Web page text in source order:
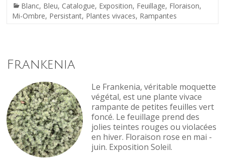
Blanc, Bleu, Catalogue, Exposition, Feuillage, Floraison,
Mi-Ombre, Persistant, Plantes vivaces, Rampantes
Frankenia
Le Frankenia, véritable moquette
végétal, est une plante vivace
rampante de petites feuilles vert
foncé. Le feuillage prend des
jolies teintes rouges ou violacées
en hiver. Floraison rose en mai -
juin. Exposition Soleil.